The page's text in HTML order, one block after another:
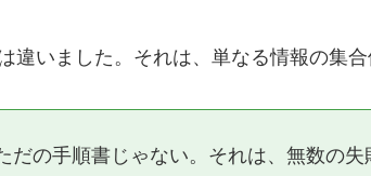
違いました。それは、単なる情報の集合
だの手順書じゃない。それは、無数の